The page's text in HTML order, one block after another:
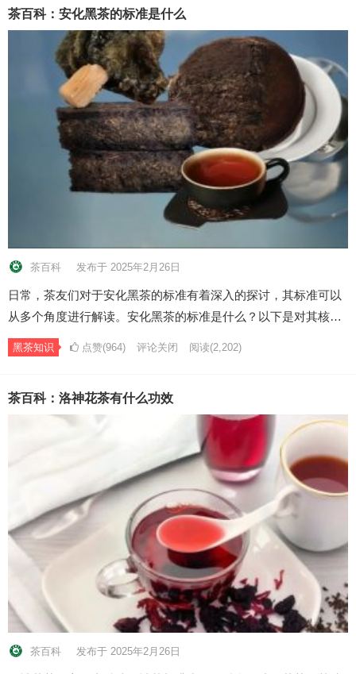
茶百科：安化黑茶的标准是什么
茶百科 发布于 2025年2月26日
日常，茶友们对于安化黑茶的标准有着深入的探讨，其标准可以
从多个角度进行解读。安化黑茶的标准是什么？以下是对其核…
黑茶知识 点赞(964) 评论关闭 阅读(2,202)
茶百科：洛神花茶有什么功效
茶百科 发布于 2025年2月26日